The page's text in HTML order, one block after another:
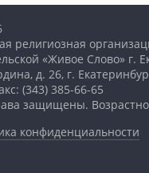
религиозная
«Живое Слово» г.
д. 26, г.
(343) 385-66-65
защищены.
конфиденциальности